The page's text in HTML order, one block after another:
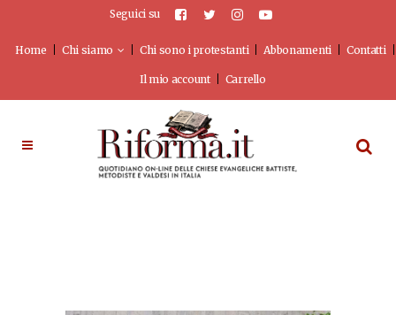
Seguici su
Home Chi siamo Chi sono i protestanti Abbonamenti Contatti
Il mio account Carrello